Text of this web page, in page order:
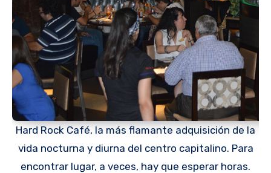
Hard Rock Café, la más flamante adquisición de la
vida nocturna y diurna del centro capitalino. Para
encontrar lugar, a veces, hay que esperar horas.